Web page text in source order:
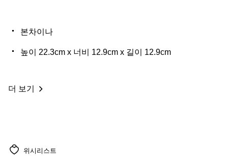
본차이나
높이 22.3cm x 너비 12.9cm x 길이 12.9cm
더 보기
위시리스트